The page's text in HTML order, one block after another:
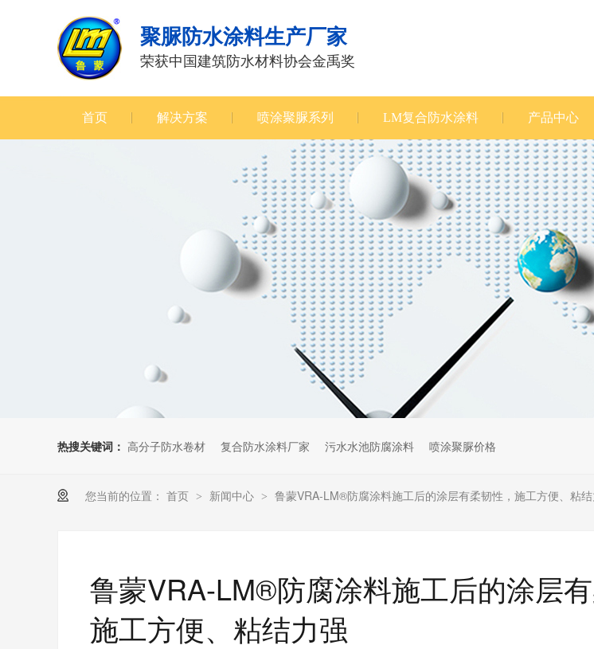
聚脲防水涂料生产厂家
荣获中国建筑防水材料协会金禹奖
首页 解决方案 喷涂聚脲系列 LM复合防水涂料 产品中心
热搜关键词： 高分子防水卷材 复合防水涂料厂家 污水水池防腐涂料 喷涂聚脲价格
您当前的位置： 首页 > 新闻中心 > 鲁蒙VRA-LM®防腐涂料施工后的涂层有柔韧性，施工方便、粘
鲁蒙VRA-LM®防腐涂料施工后的涂层有
施工方便、粘结力强